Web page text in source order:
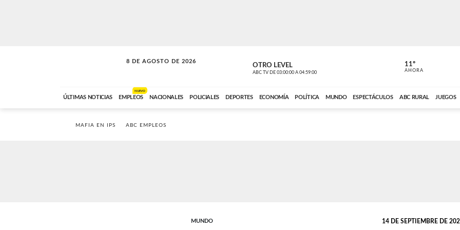
8 DE AGOSTO DE 2026
SOLO MÚSICA OTRO LEVEL
ABC TV DE 03:00:00 A 04:59:00 ABC CARDINAL
11º
AHORA
ÚLTIMAS NOTICIAS EMPLEOS
NUEVO
NACIONALES POLICIALES DEPORTES ECONOMÍA POLÍTICA MUNDO ESPECTÁCULOS ABC RURAL JUEGOS
MAFIA EN IPS ABC EMPLEOS
MUNDO 14 DE SEPTIEMBRE DE